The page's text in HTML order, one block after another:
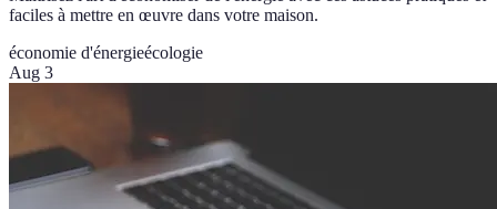
faciles à mettre en œuvre dans votre maison.
économie d'énergieécologie
Aug 3